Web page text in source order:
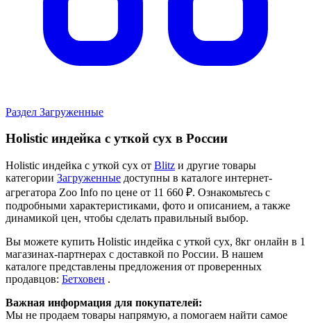
Раздел Загруженные
Holistic индейка с уткой сух в России
Holistic индейка с уткой сух от Blitz и другие товары
категории Загруженные доступны в каталоге интернет-
агрегатора Zoo Info по цене от 11 660 ₽. Ознакомьтесь с
подробными характеристиками, фото и описанием, а также
динамикой цен, чтобы сделать правильный выбор.
Вы можете купить Holistic индейка с уткой сух, 8кг онлайн в 1
магазинах-партнерах с доставкой по России. В нашем
каталоге представлены предложения от проверенных
продавцов: Бетховен .
Важная информация для покупателей:
Мы не продаем товары напрямую, а помогаем найти самое